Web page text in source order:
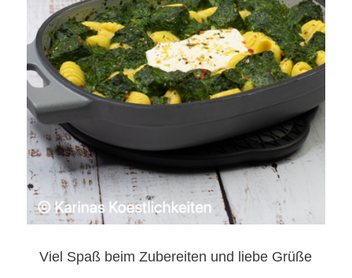
Viel Spaß beim Zubereiten und liebe Grüße